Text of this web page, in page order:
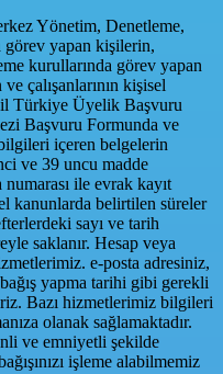
Yönetim, Denetleme,
görev yapan kişilerin,
kurullarında görev yapan
çalışanlarının kişisel
Türkiye Üyelik Başvuru
Başvuru Formunda ve
içeren belgelerin
ve 39 uncu madde
ile evrak kayıt
kanunlarda belirtilen süreler
sayı ve tarih
saklanır. Hesap veya
e-posta adresiniz,
yapma tarihi gibi gerekli
Bazı hizmetlerimiz bilgileri
olanak sağlamaktadır.
ve emniyetli şekilde
işleme alabilmemiz